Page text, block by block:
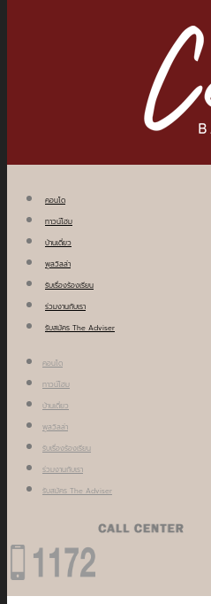
คอนโด
ทาวน์โฮม
บ้านเดี่ยว
พูลวิลล่า
รับเรื่องร้องเรียน
ร่วมงานกับเรา
รับสมัคร The Adviser
คอนโด
ทาวน์โฮม
บ้านเดี่ยว
พูลวิลล่า
รับเรื่องร้องเรียน
ร่วมงานกับเรา
รับสมัคร The Adviser